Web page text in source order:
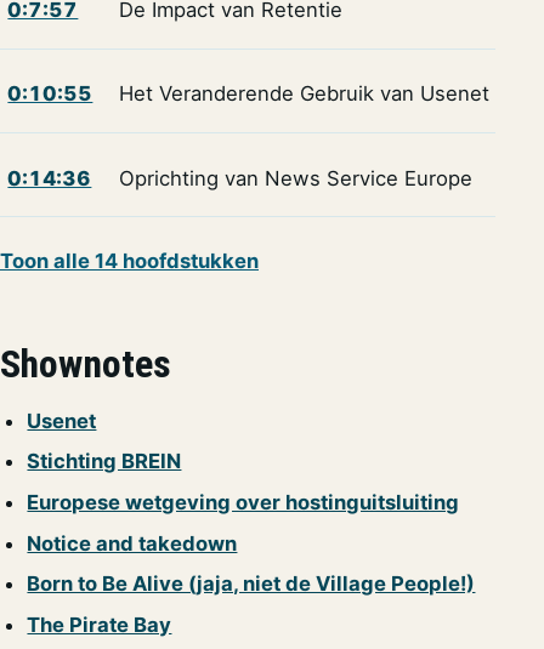
0:7:57 De Impact van Retentie
0:10:55 Het Veranderende Gebruik van Usenet
0:14:36 Oprichting van News Service Europe
Toon alle 14 hoofdstukken
Shownotes
Usenet
Stichting BREIN
Europese wetgeving over hostinguitsluiting
Notice and takedown
Born to Be Alive (jaja, niet de Village People!)
The Pirate Bay